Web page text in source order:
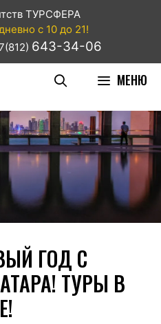
ТУРСФЕРА
с 10 до 21!
643-34-06
МЕНЮ
ГОД С
ТУРЫ В